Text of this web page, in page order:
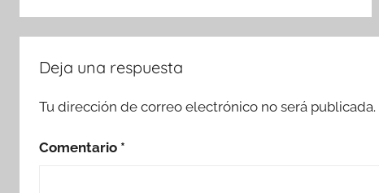
Deja una respuesta
Tu dirección de correo electrónico no será publicada.
Comentario *